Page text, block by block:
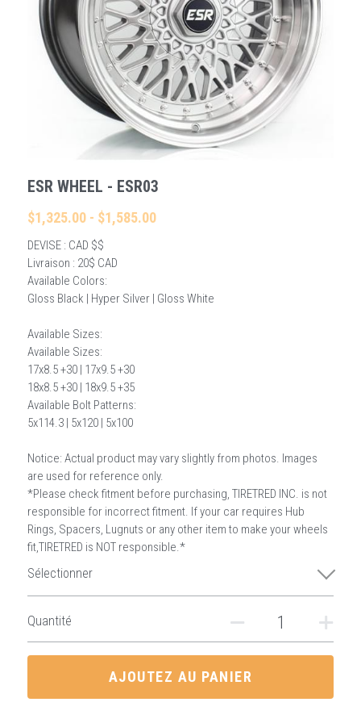
Rechercher
Français
Français
ESR WHEEL - ESR03
$1,325.00 - $1,585.00
DEVISE : CAD $$
Livraison : 20$ CAD
Available Colors:
Gloss Black | Hyper Silver | Gloss White
Available Sizes:
Available Sizes:
17x8.5 +30 | 17x9.5 +30
18x8.5 +30 | 18x9.5 +35
Available Bolt Patterns:
5x114.3 | 5x120 | 5x100
Notice: Actual product may vary slightly from photos. Images
are used for reference only.
*Please check fitment before purchasing, TIRETRED INC. is not
responsible for incorrect fitment. If your car requires Hub
Rings, Spacers, Lugnuts or any other item to make your wheels
fit,TIRETRED is NOT responsible.*
Sélectionner
Quantité
AJOUTEZ AU PANIER